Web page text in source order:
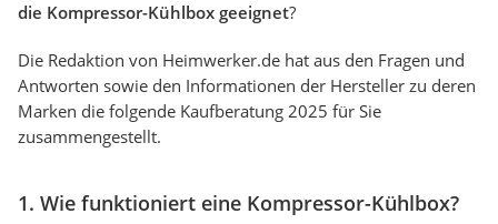
die Kompressor-Kühlbox geeignet?
Die Redaktion von Heimwerker.de hat aus den Fragen und
Antworten sowie den Informationen der Hersteller zu deren
Marken die folgende Kaufberatung 2025 für Sie
zusammengestellt.
1. Wie funktioniert eine Kompressor-Kühlbox?